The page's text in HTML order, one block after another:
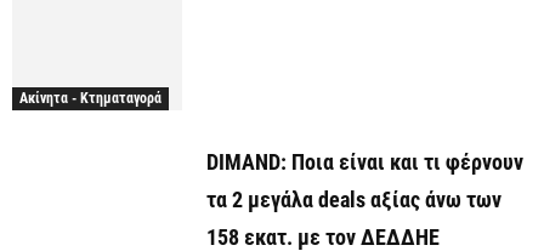
Ακίνητα - Κτηματαγορά
DIMAND: Ποια είναι και τι φέρνουν
τα 2 μεγάλα deals αξίας άνω των
158 εκατ. με τον ΔΕΔΔΗΕ